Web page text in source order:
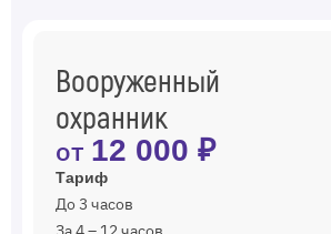
Вооруженный
охранник
от 12 000 ₽
Тариф
До 3 часов